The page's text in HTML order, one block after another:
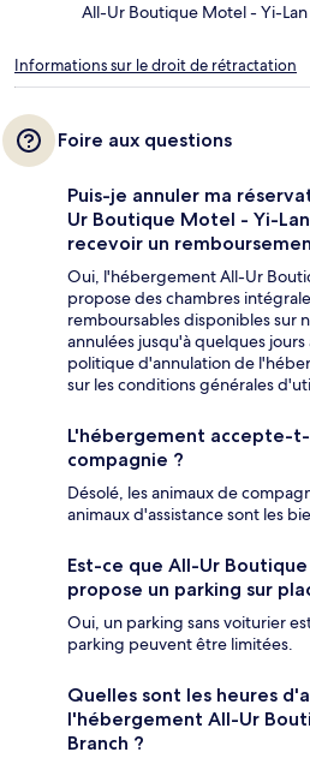
All-Ur Boutique Motel - Yi-
Informations sur le droit de rétractation
Foire aux questions
Puis-je annuler ma
Ur Boutique Motel - Yi-
recevoir un
Oui, l'hébergement All-Ur
propose des chambres
remboursables disponibles sur
annulées jusqu'à quelques
politique d'annulation de
sur les conditions générales
L'hébergement accepte-
compagnie ?
Désolé, les animaux de
animaux d'assistance sont les
Est-ce que All-Ur
propose un parking sur
Oui, un parking sans voiturier
parking peuvent être limitées.
Quelles sont les heures
l'hébergement All-Ur
Branch ?